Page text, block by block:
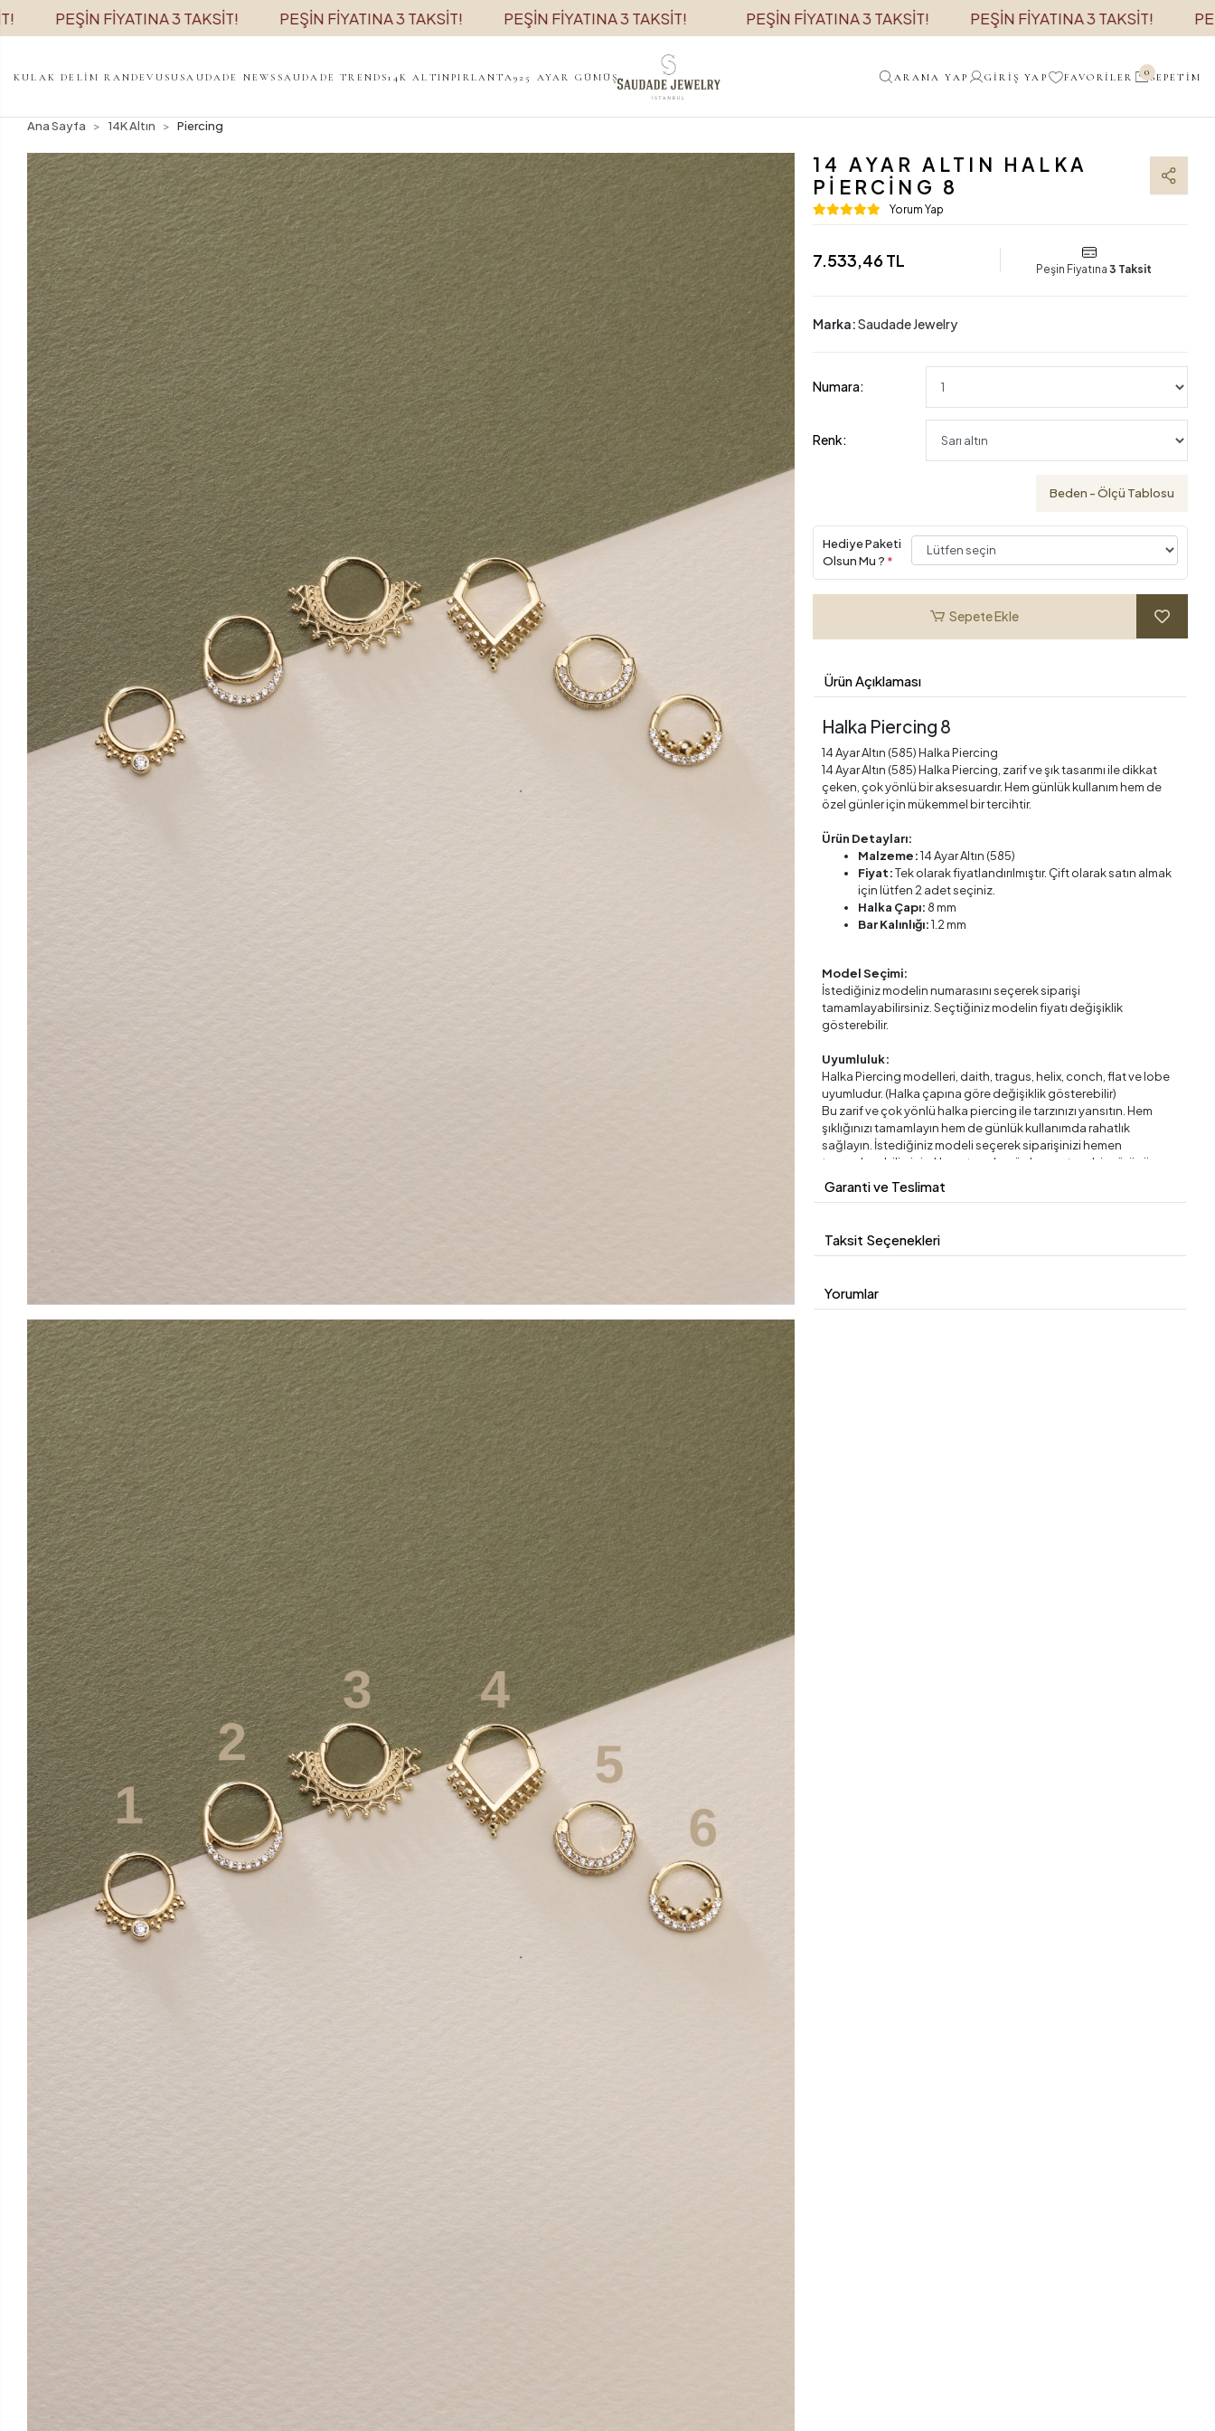
FİYATINA 3 TAKSİT! PEŞİN FİYATINA 3 TAKSİT! PEŞİN FİYATINA 3 TAKSİT! PEŞİN FİYATINA 3 TAKSİT! PEŞİN FİYATINA 3 TAKSİT! PEŞİN
KULAK DELİM RANDEVUSUSAUDADE NEWS SAUDADE TRENDS14K ALTINPIRLANTA 925 AYAR GÜMÜŞ ARAMA YAP GIRIŞ YAP FAVORILER 0 SEPETIM
Ana Sayfa 14K Altın Piercing
14 AYAR ALTIN HALKA
PIERCING 8
Yorum Yap
7.533,46 TL Peşin Fiyatına3 Taksit
Marka:Saudade Jewelry
Numara:
Renk:
Beden - Ölçü Tablosu
Hediye Paketi
Olsun Mu ? *
Sepete Ekle
Ürün Açıklaması
Halka Piercing 8
14 Ayar Altın (585) Halka Piercing
14 Ayar Altın (585) Halka Piercing, zarif ve şık tasarımı ile dikkat
çeken, çok yönlü bir aksesuardır. Hem günlük kullanım hem de
özel günler için mükemmel bir tercihtir.
Ürün Detayları:
Malzeme:14 Ayar Altın (585)
Fiyat:Tek olarak fiyatlandırılmıştır. Çift olarak satın almak
için lütfen 2 adet seçiniz.
Halka Çapı: 8 mm
Bar Kalınlığı:1.2 mm
Model Seçimi:
İstediğiniz modelin numarasını seçerek siparişi
tamamlayabilirsiniz. Seçtiğiniz modelin fiyatı değişiklik
gösterebilir.
Uyumluluk:
Halka Piercing modelleri, daith, tragus, helix, conch, flat ve lobe
uyumludur. (Halka çapına göre değişiklik gösterebilir)
Bu zarif ve çok yönlü halka piercing ile tarzınızı yansıtın. Hem
şıklığınızı tamamlayın hem de günlük kullanımda rahatlık
sağlayın. İstediğiniz modeli seçerek siparişinizi hemen
tamamlayabilirsiniz. Her ortamda göz kamaştırıcı bir görünüm
elde etmek için 14 Ayar Altın Halka Piercing modellerimizi tercih
edebilirsiniz.
İlgilendiğiniz ürünlerin detaylı bilgileri ve fotoğrafları için bizimle
Garanti ve Teslimat
Taksit Seçenekleri
Yorumlar